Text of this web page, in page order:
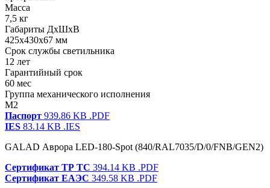
Масса
7,5 кг
Габариты ДхШхВ
425x430x67 мм
Срок службы светильника
12 лет
Гарантийный срок
60 мес
Группа механического исполнения
M2
Паспорт 939.86 KB .PDF
IES 83.14 KB .IES
GALAD Аврора LED-180-Spot (840/RAL7035/D/0/FNB/GEN2)
Сертификат ТР ТС 394.14 KB .PDF
Сертификат ЕАЭС 349.58 KB .PDF